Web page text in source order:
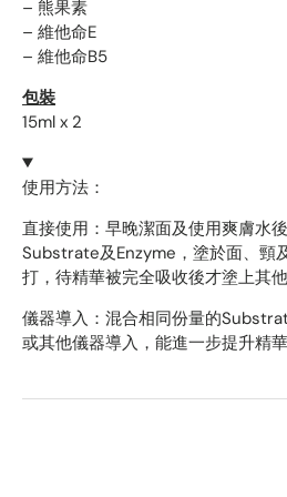
– 熊果素
– 維他命E
– 維他命B5
包裝
15ml x 2
使用方法：
直接使用：早晚潔面及使用爽膚水
Substrate及Enzyme，塗於面、頸
打，待精華被完全吸收後才塗上其
儀器導入：混合相同份量的
或其他儀器導入，能進一步提升精